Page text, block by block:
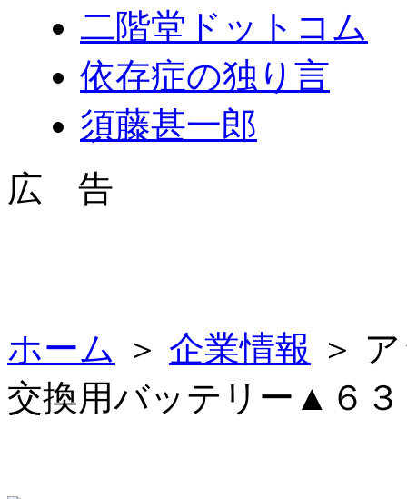
二階堂ドットコム
依存症の独り言
須藤甚一郎
広 告
ホーム ＞ 企業情報 ＞
交換用バッテリー▲６